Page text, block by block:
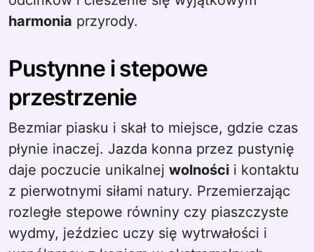
harmonia przyrody.
Pustynne i stepowe
przestrzenie
Bezmiar piasku i skał to miejsce, gdzie czas
płynie inaczej. Jazda konna przez pustynię
daje poczucie unikalnej wolności i kontaktu
z pierwotnymi siłami natury. Przemierzając
rozległe stepowe równiny czy piaszczyste
wydmy, jeździec uczy się wytrwałości i